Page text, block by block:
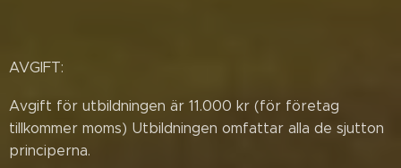
AVGIFT:
Avgift för utbildningen är 11.000 kr (för företag
tillkommer moms) Utbildningen omfattar alla de sjutton
principerna.